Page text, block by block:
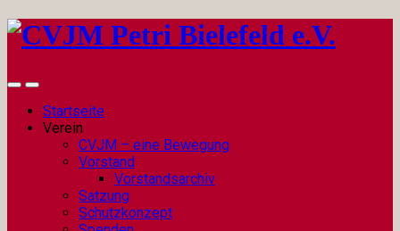
Startseite
Verein
CVJM – eine Bewegung
Vorstand
Vorstandsarchiv
Satzung
Schutzkonzept